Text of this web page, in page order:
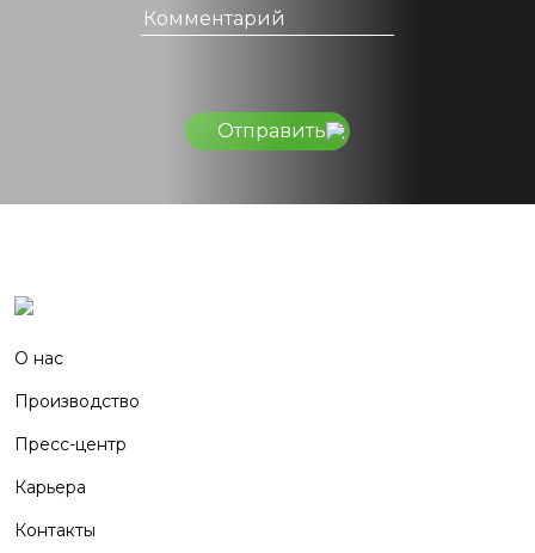
Отправить
О нас
Производство
Пресс-центр
Карьера
Контакты